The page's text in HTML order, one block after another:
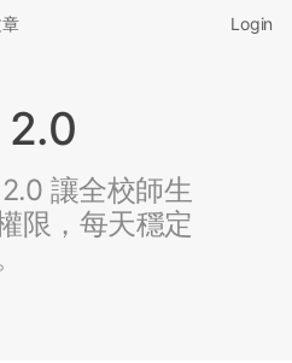
Login
2.0
讓全校師生
限，每天穩定